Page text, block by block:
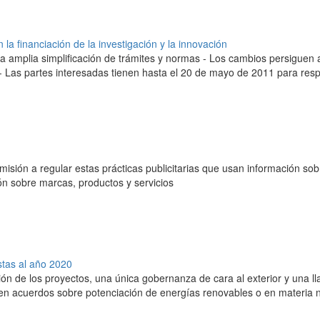
financiación de la investigación y la innovación
amplia simplificación de trámites y normas - Los cambios
partes interesadas tienen hasta el 20 de mayo de 2011 para
a regular estas prácticas publicitarias que usan información
sobre marcas, productos y servicios
al año 2020
de los proyectos, una única gobernanza de cara al exterior y una
acuerdos sobre potenciación de energías renovables o en materia